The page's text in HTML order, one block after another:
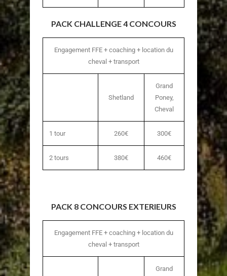
PACK CHALLENGE 4 CONCOURS
Engagement FFE + coaching + location du
cheval + transport
Shetland
Grand
Poney,
Cheval
1 tour 260€ 300€
2 tours 380€ 460€
PACK 8 CONCOURS EXTERIEURS
Engagement FFE + coaching + location du
cheval + transport
Grand